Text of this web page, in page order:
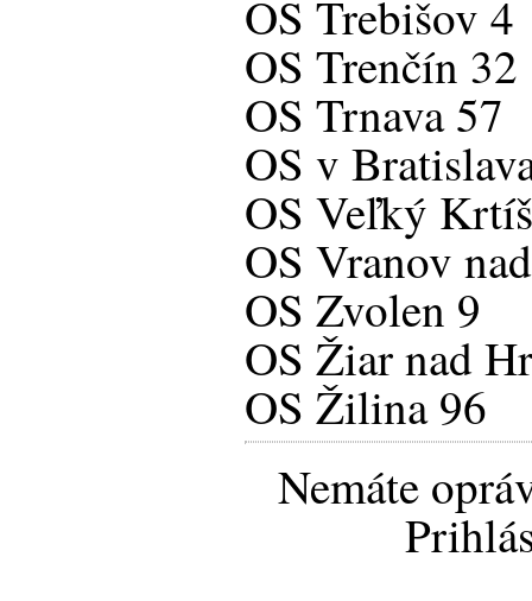
OS Trebišov 4
OS Trenčín 32
OS Trnava 57
OS v
OS Veľký
OS Vranov
OS Zvolen 9
OS Žiar nad
OS Žilina 96
Nemáte